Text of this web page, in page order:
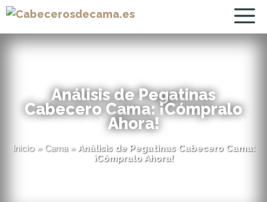
Análisis de Pegatinas
Cabecero Cama: ¡Cómpralo
Ahora!
Inicio» Cama» Análisis de Pegatinas Cabecero Cama:
¡Cómpralo Ahora!